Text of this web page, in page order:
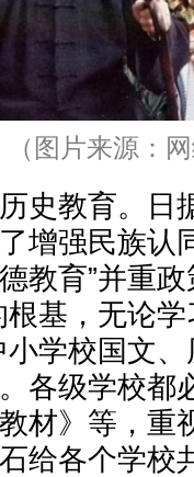
图片来源：
史教育。日
增强民族认
教育”并重
基，无论
学校国文
各级学校都
材》等，重
给各个学校